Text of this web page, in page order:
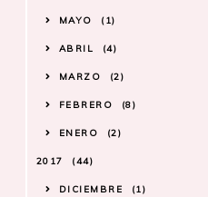
MAYO 1
ABRIL 4
MARZO 2
FEBRERO 8
ENERO 2
2017 44
DICIEMBRE 1